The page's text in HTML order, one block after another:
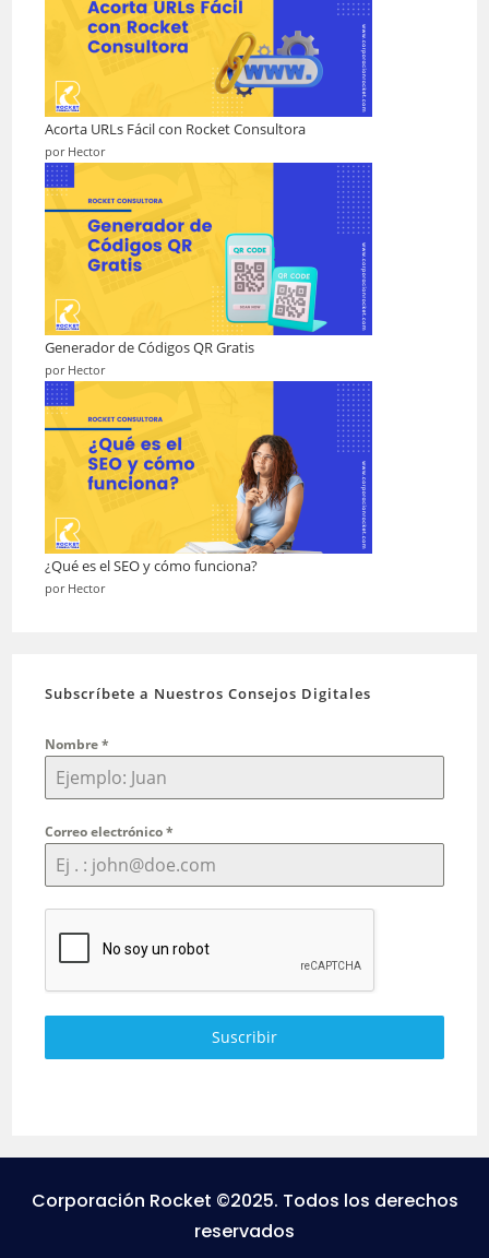
Acorta URLs Fácil con Rocket Consultora
por Hector
Generador de Códigos QR Gratis
por Hector
¿Qué es el SEO y cómo funciona?
por Hector
Subscríbete a Nuestros Consejos Digitales
Nombre*
Correo electrónico*
Suscribir
Corporación Rocket ©2025. Todos los derechos
reservados